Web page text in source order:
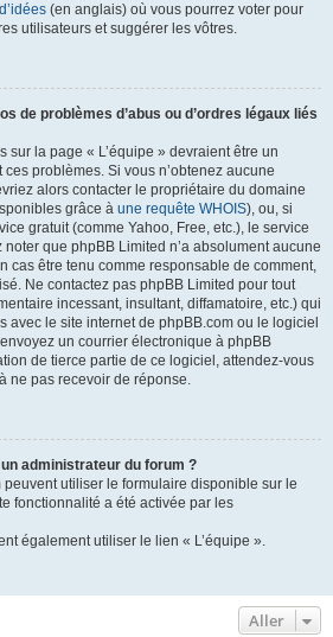
(en anglais) où vous pourrez voter pour
utilisateurs et suggérer les vôtres.
de problèmes d’abus ou d’ordres légaux liés
sur la page « L’équipe » devraient être un
problèmes. Si vous n’obtenez aucune
alors contacter le propriétaire du domaine
grâce à une requête WHOIS), ou, si
gratuit (comme Yahoo, Free, etc.), le service
que phpBB Limited n’a absolument aucune
cas être tenu comme responsable de comment,
Ne contactez pas phpBB Limited pour tout
incessant, insultant, diffamatoire, etc.) qui
avec le site internet de phpBB.com ou le logiciel
un courrier électronique à phpBB
de tierce partie de ce logiciel, attendez-vous
ne pas recevoir de réponse.
administrateur du forum ?
utiliser le formulaire disponible sur le
fonctionnalité a été activée par les
également utiliser le lien « L’équipe ».
Aller